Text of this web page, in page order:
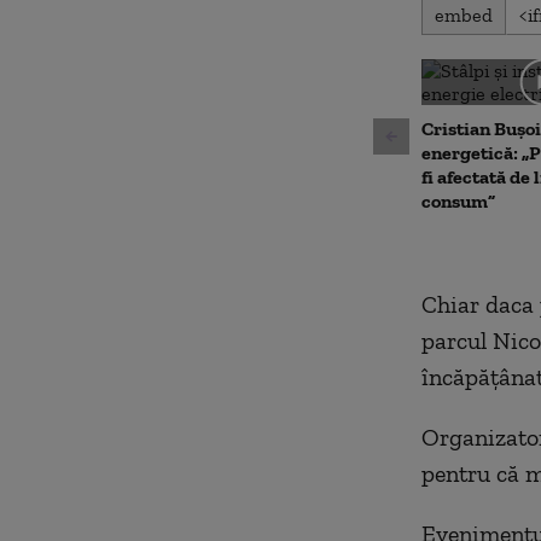
seconds
0
seconds
90%
embed
Cristian
energetică:
fi afectată de
consum”
Chiar
parcul
pentru că